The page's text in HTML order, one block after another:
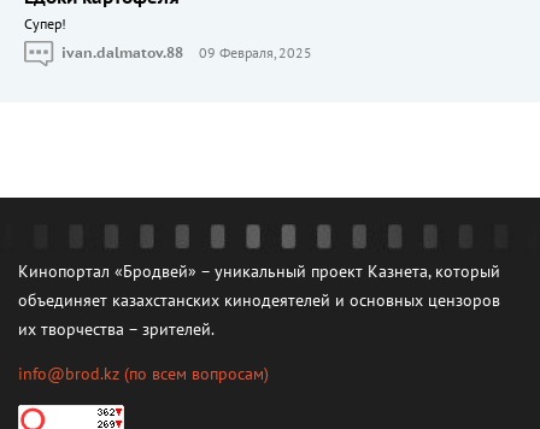
Cупер!
ivan.dalmatov.88
09 Февраля, 2025
Кинопортал «Бродвей» – уникальный проект Казнета, который
объединяет казахстанских кинодеятелей и основных цензоров
их творчества – зрителей.
info@brod.kz (по всем вопросам)